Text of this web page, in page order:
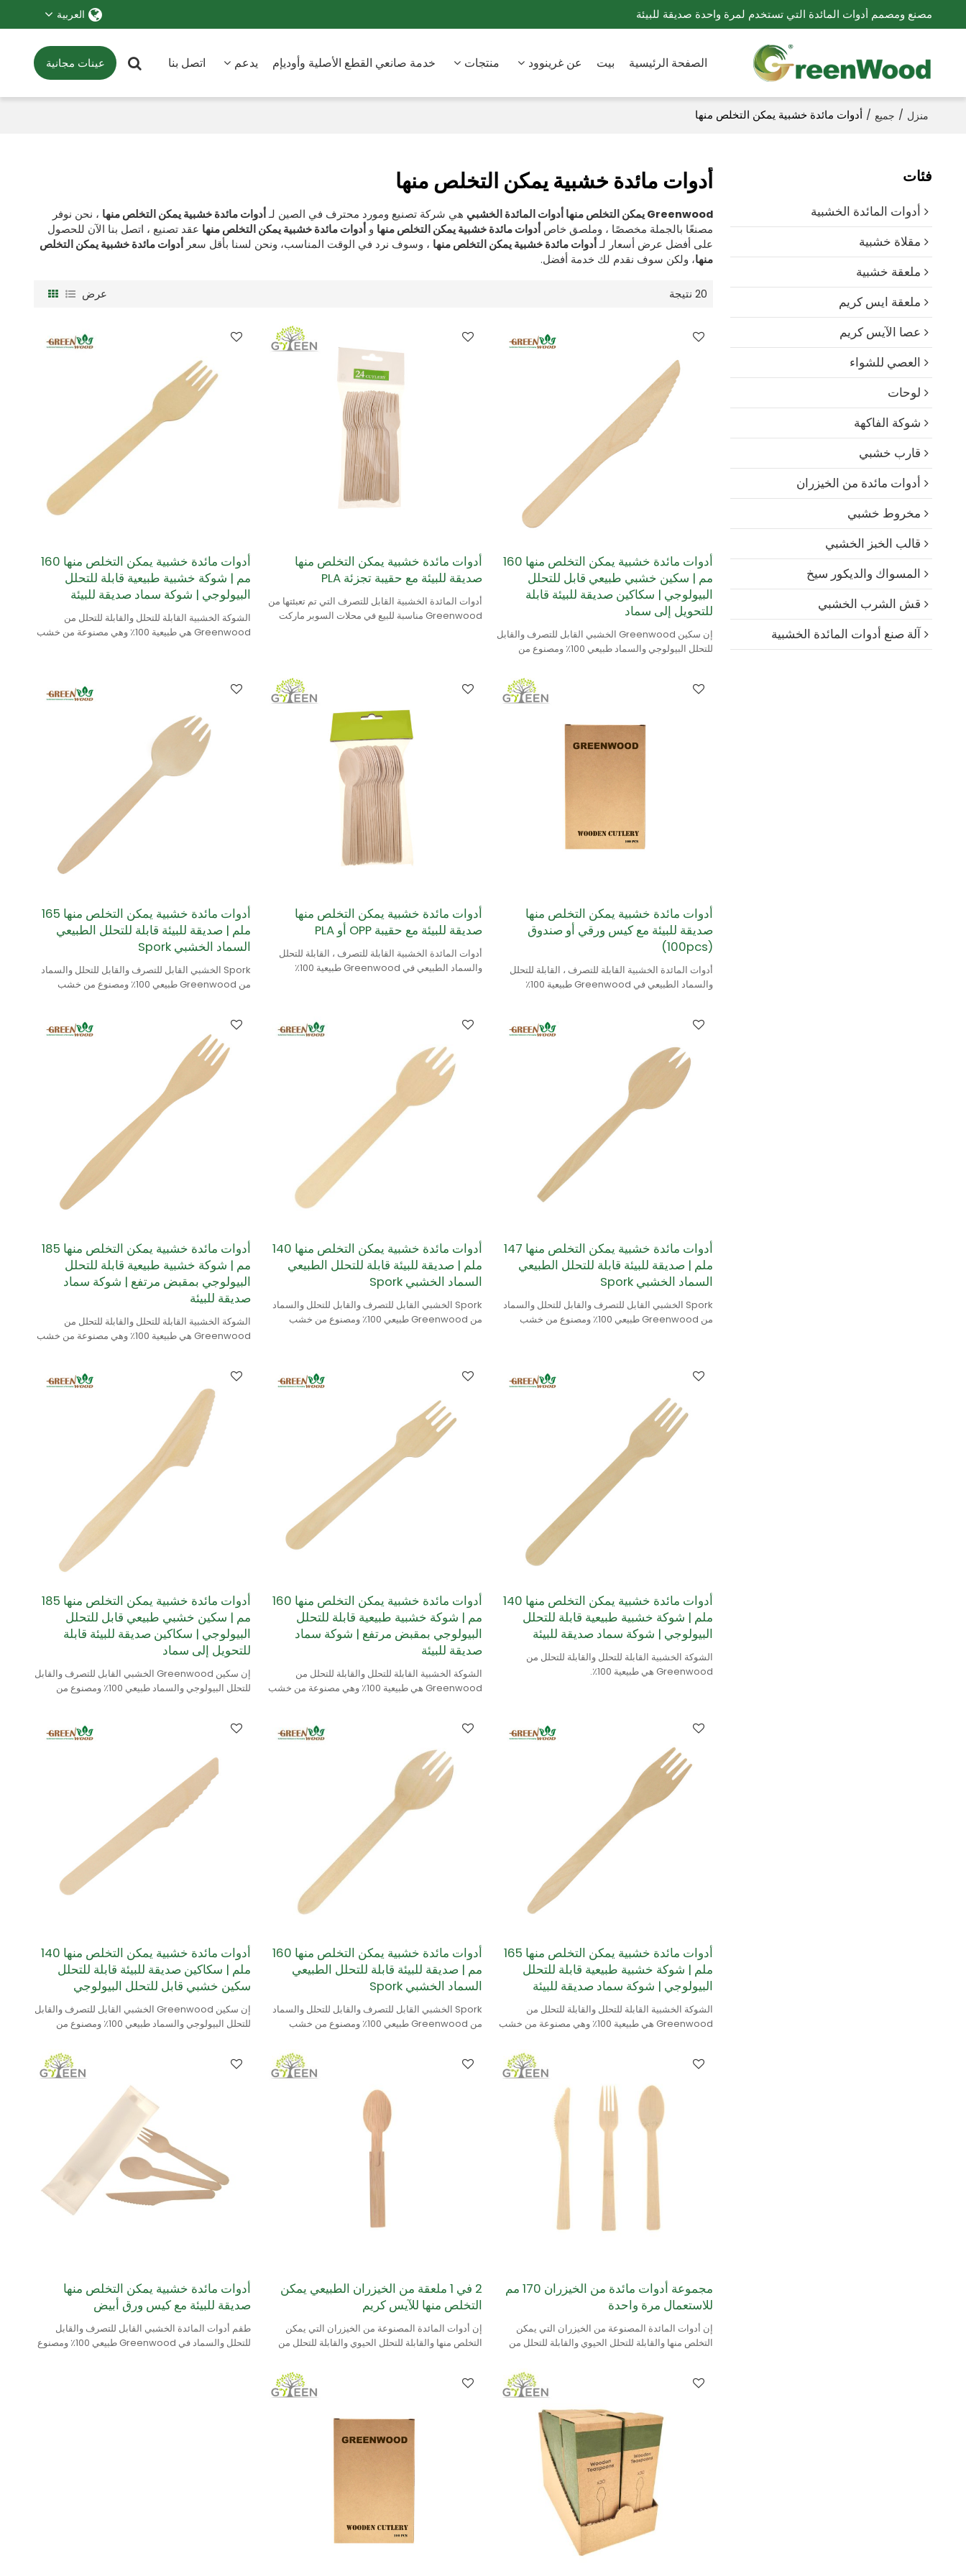
مصنع ومصمم أدوات المائدة التي تستخدم لمرة واحدة صديقة للبيئة العربية
الصفحة الرئيسية بيت عن غرينوود منتجات خدمة صانعي القطع الأصلية وأوديإم يدعم اتصل بنا عينات مجانية
منزل / جميع / أدوات مائدة خشبية يمكن التخلص منها
أدوات مائدة خشبية يمكن التخلص منها
Greenwood يمكن التخلص منها أدوات المائدة الخشبي هي شركة تصنيع ومورد محترف في الصين لـأدوات مائدة خشبية يمكن التخلص منها ، نحن نوفر
مصنعًا بالجملة مخصصًا ، وملصق خاص أدوات مائدة خشبية يمكن التخلص منها و أدوات مائدة خشبية يمكن التخلص منها عقد تصنيع ، اتصل بنا الآن للحصول
على أفضل عرض أسعار لـأدوات مائدة خشبية يمكن التخلص منها ، وسوف نرد في الوقت المناسب، ونحن لسنا بأقل سعر أدوات مائدة خشبية يمكن التخلص
منها، ولكن سوف نقدم لك خدمة أفضل.
20 نتيجة عرض
أدوات مائدة خشبية يمكن التخلص منها 160
مم | سكين خشبي طبيعي قابل للتحلل
البيولوجي | سكاكين صديقة للبيئة قابلة
للتحويل إلى سماد
إن سكين Greenwood الخشبي القابل للتصرف والقابل
للتحلل البيولوجي والسماد طبيعي 100٪ ومصنوع من
أدوات مائدة خشبية يمكن التخلص منها
صديقة للبيئة مع حقيبة تجزئة PLA
أدوات المائدة الخشبية القابل للتصرف التي تم تعبئتها من
Greenwood مناسبة للبيع في محلات السوبر ماركت
أدوات مائدة خشبية يمكن التخلص منها 160
مم | شوكة خشبية طبيعية قابلة للتحلل
البيولوجي | شوكة سماد صديقة للبيئة
الشوكة الخشبية القابلة للتحلل والقابلة للتحلل من
Greenwood هي طبيعية 100٪ وهي مصنوعة من خشب
أدوات مائدة خشبية يمكن التخلص منها
صديقة للبيئة مع كيس ورقي أو صندوق
(100pcs)
أدوات المائدة الخشبية القابلة للتصرف ، القابلة للتحلل
والسماد الطبيعي في Greenwood طبيعية 100٪
أدوات مائدة خشبية يمكن التخلص منها
صديقة للبيئة مع حقيبة OPP أو PLA
أدوات المائدة الخشبية القابلة للتصرف ، القابلة للتحلل
والسماد الطبيعي في Greenwood طبيعية 100٪
أدوات مائدة خشبية يمكن التخلص منها 165
ملم | صديقة للبيئة قابلة للتحلل الطبيعي
السماد الخشبي Spork
Spork الخشبي القابل للتصرف والقابل للتحلل والسماد
من Greenwood طبيعي 100٪ ومصنوع من خشب
أدوات مائدة خشبية يمكن التخلص منها 147
ملم | صديقة للبيئة قابلة للتحلل الطبيعي
السماد الخشبي Spork
Spork الخشبي القابل للتصرف والقابل للتحلل والسماد
من Greenwood طبيعي 100٪ ومصنوع من خشب
أدوات مائدة خشبية يمكن التخلص منها 140
ملم | صديقة للبيئة قابلة للتحلل الطبيعي
السماد الخشبي Spork
Spork الخشبي القابل للتصرف والقابل للتحلل والسماد
من Greenwood طبيعي 100٪ ومصنوع من خشب
أدوات مائدة خشبية يمكن التخلص منها 185
مم | شوكة خشبية طبيعية قابلة للتحلل
البيولوجي بمقبض مرتفع | شوكة سماد
صديقة للبيئة
الشوكة الخشبية القابلة للتحلل والقابلة للتحلل من
Greenwood هي طبيعية 100٪ وهي مصنوعة من خشب
أدوات مائدة خشبية يمكن التخلص منها 140
ملم | شوكة خشبية طبيعية قابلة للتحلل
البيولوجي | شوكة سماد صديقة للبيئة
الشوكة الخشبية القابلة للتحلل والقابلة للتحلل من
Greenwood هي طبيعية 100٪.
أدوات مائدة خشبية يمكن التخلص منها 160
مم | شوكة خشبية طبيعية قابلة للتحلل
البيولوجي بمقبض مرتفع | شوكة سماد
صديقة للبيئة
الشوكة الخشبية القابلة للتحلل والقابلة للتحلل من
Greenwood هي طبيعية 100٪ وهي مصنوعة من خشب
أدوات مائدة خشبية يمكن التخلص منها 185
مم | سكين خشبي طبيعي قابل للتحلل
البيولوجي | سكاكين صديقة للبيئة قابلة
للتحويل إلى سماد
إن سكين Greenwood الخشبي القابل للتصرف والقابل
للتحلل البيولوجي والسماد طبيعي 100٪ ومصنوع من
أدوات مائدة خشبية يمكن التخلص منها 165
ملم | شوكة خشبية طبيعية قابلة للتحلل
البيولوجي | شوكة سماد صديقة للبيئة
الشوكة الخشبية القابلة للتحلل والقابلة للتحلل من
Greenwood هي طبيعية 100٪ وهي مصنوعة من خشب
أدوات مائدة خشبية يمكن التخلص منها 160
مم | صديقة للبيئة قابلة للتحلل الطبيعي
السماد الخشبي Spork
Spork الخشبي القابل للتصرف والقابل للتحلل والسماد
من Greenwood طبيعي 100٪ ومصنوع من خشب
أدوات مائدة خشبية يمكن التخلص منها 140
ملم | سكاكين صديقة للبيئة قابلة للتحلل
سكين خشبي قابل للتحلل البيولوجي
إن سكين Greenwood الخشبي القابل للتصرف والقابل
للتحلل البيولوجي والسماد طبيعي 100٪ ومصنوع من
مجموعة أدوات مائدة من الخيزران 170 مم
للاستعمال مرة واحدة
إن أدوات المائدة المصنوعة من الخيزران التي يمكن
التخلص منها والقابلة للتحلل الحيوي والقابلة للتحلل من
2 في 1 ملعقة من الخيزران الطبيعي يمكن
التخلص منها للآيس كريم
إن أدوات المائدة المصنوعة من الخيزران التي يمكن
التخلص منها والقابلة للتحلل الحيوي والقابلة للتحلل من
أدوات مائدة خشبية يمكن التخلص منها
صديقة للبيئة مع كيس ورق أبيض
طقم أدوات المائدة الخشبي القابل للتصرف والقابل
للتحلل والسماد في Greenwood طبيعي 100٪ ومصنوع
فئات
أدوات المائدة الخشبية
مقلاة خشبية
ملعقة خشبية
ملعقة ايس كريم
عصا الآيس كريم
العصي للشواء
لوحات
شوكة الفاكهة
قارب خشبي
أدوات مائدة من الخيزران
مخروط خشبي
قالب الخبز الخشبي
المسواك والديكور سيخ
قش الشرب الخشبي
آلة صنع أدوات المائدة الخشبية